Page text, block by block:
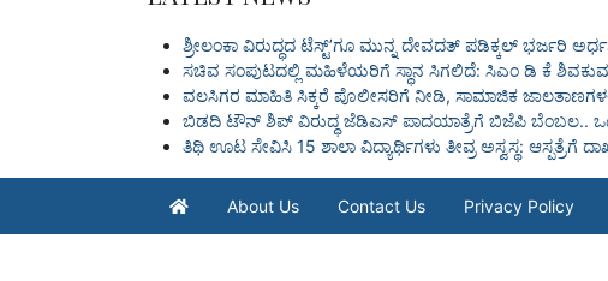
ಶ್ರೀಲಂಕಾ ವಿರುದ್ಧದ ಟೆಸ್ಟ್ʼಗೂ ಮುನ್ನ ದೇವದತ್ ಪಡಿಕ್ಕಲ್ ಭರ್ಜರಿ
ಸಚಿವ ಸಂಪುಟದಲ್ಲಿ ಮಹಿಳೆಯರಿಗೆ ಸ್ಥಾನ ಸಿಗಲಿದೆ: ಸಿಎಂ ಡಿ ಕೆ
ವಲಸಿಗರ ಮಾಹಿತಿ ಸಿಕ್ಕರೆ ಪೊಲೀಸರಿಗೆ ನೀಡಿ, ಸಾಮಾಜಿಕ
ಬಿಡದಿ ಟೌನ್ ಶಿಪ್ ವಿರುದ್ಧ ಜೆಡಿಎಸ್ ಪಾದಯಾತ್ರೆಗೆ ಬಿಜೆಪಿ ಬೆಂಬಲ..
ತಿಥಿ ಊಟ ಸೇವಿಸಿ 15 ಶಾಲಾ ವಿದ್ಯಾರ್ಥಿಗಳು ತೀವ್ರ ಅಸ್ವಸ್ಥ: ಆಸ್ಪತ್ರೆಗೆ
About Us Contact Us Privacy Policy